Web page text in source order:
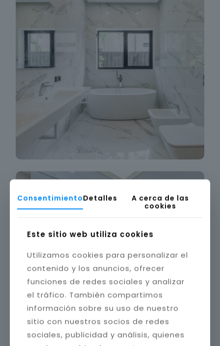
ConsentimientoDetalles
A cerca de las
cookies
Este sitio web utiliza cookies
Utilizamos cookies para personalizar el
contenido y los anuncios, ofrecer
funciones de redes sociales y analizar
el tráfico. También compartimos
información sobre su uso de nuestro
sitio con nuestros socios de redes
sociales, publicidad y análisis, quienes